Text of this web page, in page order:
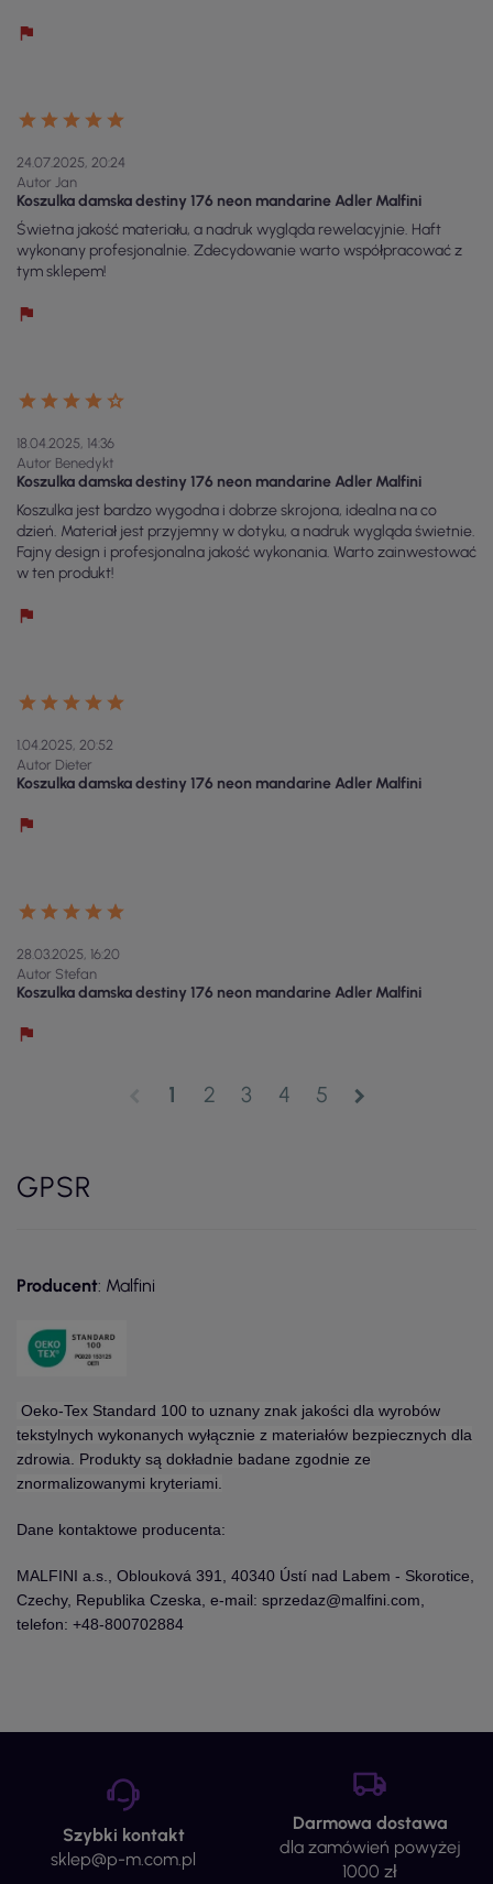
24.07.2025, 20:24
Autor Jan
Koszulka damska destiny 176 neon mandarine Adler Malfini
Świetna jakość materiału, a nadruk wygląda rewelacyjnie. Haft
wykonany profesjonalnie. Zdecydowanie warto współpracować z
tym sklepem!
18.04.2025, 14:36
Autor Benedykt
Koszulka damska destiny 176 neon mandarine Adler Malfini
Koszulka jest bardzo wygodna i dobrze skrojona, idealna na co
dzień. Materiał jest przyjemny w dotyku, a nadruk wygląda świetnie.
Fajny design i profesjonalna jakość wykonania. Warto zainwestować
w ten produkt!
1.04.2025, 20:52
Autor Dieter
Koszulka damska destiny 176 neon mandarine Adler Malfini
28.03.2025, 16:20
Autor Stefan
Koszulka damska destiny 176 neon mandarine Adler Malfini
1 2 3 4 5 chevron_right
GPSR
Producent: Malfini
Oeko-Tex Standard 100 to uznany znak jakości dla wyrobów
tekstylnych wykonanych wyłącznie z materiałów bezpiecznych dla
zdrowia. Produkty są dokładnie badane zgodnie ze
znormalizowanymi kryteriami.
Dane kontaktowe producenta:
MALFINI a.s., Oblouková 391, 40340 Ústí nad Labem - Skorotice,
Czechy, Republika Czeska, e-mail: sprzedaz@malfini.com,
telefon: +48-800702884
Szybki kontakt
sklep@p-m.com.pl
Darmowa dostawa
dla zamówień powyżej
1000 zł